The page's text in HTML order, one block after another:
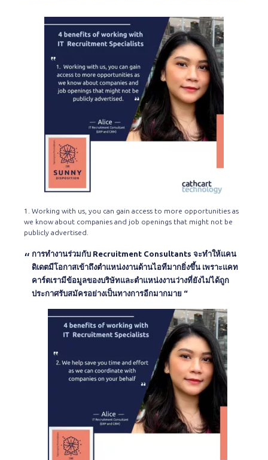
1. Working with us, you can gain access to more opportunities as
we know about companies and job openings that might not be
publicly advertised.
การทำงานร่วมกับ Recruitment Consultants จะทำให้แคน
ดิเดตมีโอกาสเข้าถึงตำแหน่งงานด้านไอทีมากยิ่งขึ้น เพราะแคท
คาร์ตเรามีข้อมูลของบริษัทและตำแหน่งงานว่างที่ยังไม่ได้ถูก
ประกาศรับสมัครอย่างเป็นทางการอีกมากมาย “